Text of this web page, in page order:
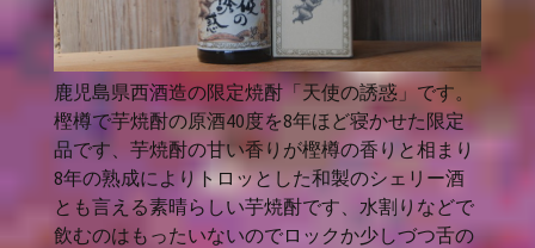
鹿児島県西酒造の限定焼酎「天使の誘惑」です。
樫樽で芋焼酎の原酒40度を8年ほど寝かせた限定
品です、芋焼酎の甘い香りが樫樽の香りと相まり
8年の熟成によりトロッとした和製のシェリー酒
とも言える素晴らしい芋焼酎です、水割りなどで
飲むのはもったいないのでロックか少しづつ舌の